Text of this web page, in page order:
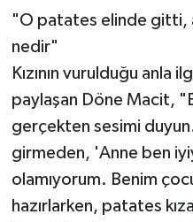
"O patates elinde gitti,
nedir"
Kızının vurulduğu anla
paylaşan Döne Macit,
gerçekten sesimi
girmeden, 'Anne ben
olamıyorum. Benim
hazırlarken, patates